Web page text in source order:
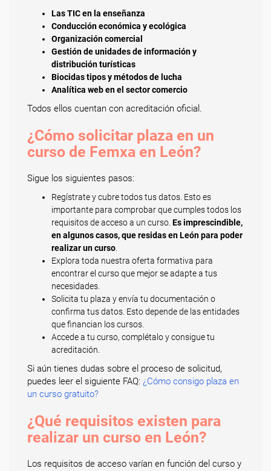
Las TIC en la enseñanza
Conducción económica y ecológica
Organización comercial
Gestión de unidades de información y
distribución turísticas
Biocidas tipos y métodos de lucha
Analítica web en el sector comercio
Todos ellos cuentan con acreditación oficial.
¿Cómo solicitar plaza en un
curso de Femxa en León?
Sigue los siguientes pasos:
Regístrate y cubre todos tus datos. Esto es
importante para comprobar que cumples todos los
requisitos de acceso a un curso. Es imprescindible,
en algunos casos, que residas en León para poder
realizar un curso
Explora toda nuestra oferta formativa para
encontrar el curso que mejor se adapte a tus
necesidades.
Solicita tu plaza y envía tu documentación o
confirma tus datos. Esto depende de las entidades
que financian los cursos.
Accede a tu curso, complétalo y consigue tu
acreditación.
Si aún tienes dudas sobre el proceso de solicitud,
puedes leer el siguiente FAQ: ¿Cómo consigo plaza en
un curso gratuito?
¿Qué requisitos existen para
realizar un curso en León?
Los requisitos de acceso varían en función del curso y